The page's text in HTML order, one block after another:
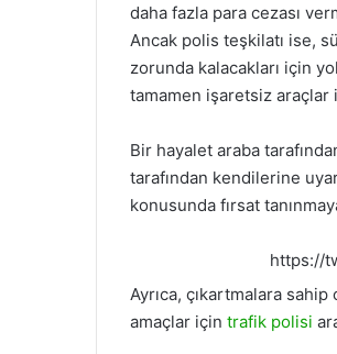
daha fazla para cezası
Ancak polis teşkilatı ise,
zorunda kalacakları için
tamamen işaretsiz araçlar
Bir hayalet araba
tarafından kendilerine
konusunda fırsat
https://
Ayrıca, çıkartmalara
amaçlar için trafik polisi